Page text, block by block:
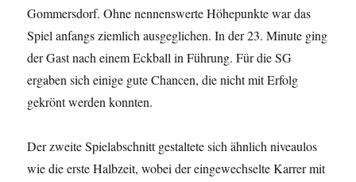
Gommersdorf. Ohne nennenswerte Höhepunkte war das
Spiel anfangs ziemlich ausgeglichen. In der 23. Minute ging
der Gast nach einem Eckball in Führung. Für die SG
ergaben sich einige gute Chancen, die nicht mit Erfolg
gekrönt werden konnten.
Der zweite Spielabschnitt gestaltete sich ähnlich niveaulos
wie die erste Halbzeit, wobei der eingewechselte Karrer mit